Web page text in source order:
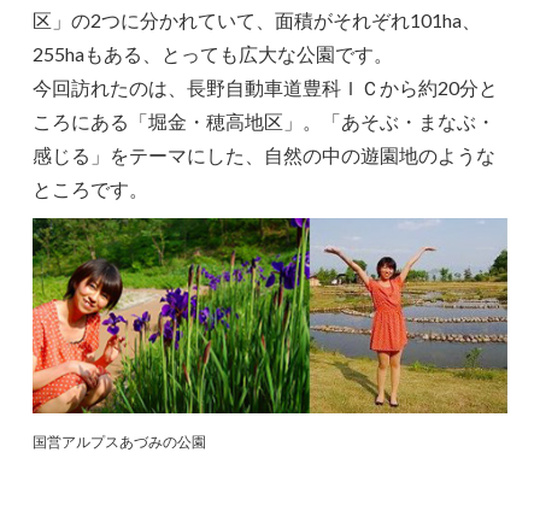
区」の2つに分かれていて、面積がそれぞれ101ha、
255haもある、とっても広大な公園です。
今回訪れたのは、長野自動車道豊科ＩＣから約20分と
ころにある「堀金・穂高地区」。「あそぶ・まなぶ・
感じる」をテーマにした、自然の中の遊園地のような
ところです。
国営アルプスあづみの公園